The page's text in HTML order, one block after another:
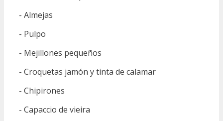
- Almejas
- Pulpo
- Mejillones pequeños
- Croquetas jamón y tinta de calamar
- Chipirones
- Capaccio de vieira